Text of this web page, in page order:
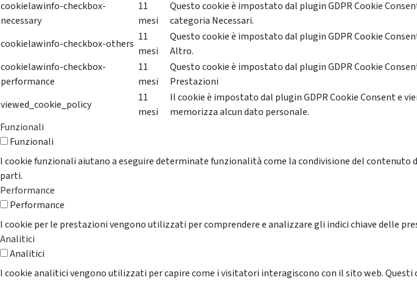
cookielawinfo-checkbox-
necessary
11
mesi
Questo cookie è impostato dal plugin GDPR Cookie
categoria Necessari.
cookielawinfo-checkbox-others
11
mesi
Questo cookie è impostato dal plugin GDPR Cookie
Altro.
cookielawinfo-checkbox-
performance
11
mesi
Questo cookie è impostato dal plugin GDPR Cookie
Prestazioni
viewed_cookie_policy
11
mesi
Il cookie è impostato dal plugin GDPR Cookie Consent e
memorizza alcun dato personale.
Funzionali
Funzionali
I cookie funzionali aiutano a eseguire determinate funzionalità come la condivisione del
parti.
Performance
Performance
I cookie per le prestazioni vengono utilizzati per comprendere e analizzare gli indici chiave delle
Analitici
Analitici
I cookie analitici vengono utilizzati per capire come i visitatori interagiscono con il sito web.